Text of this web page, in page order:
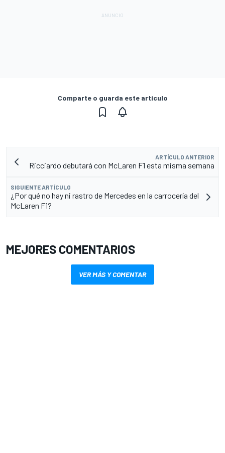
Comparte o guarda este artículo
ARTÍCULO ANTERIOR
Ricciardo debutará con McLaren F1 esta misma semana
SIGUIENTE ARTÍCULO
¿Por qué no hay ni rastro de Mercedes en la carrocería del
McLaren F1?
MEJORES COMENTARIOS
VER MÁS Y COMENTAR